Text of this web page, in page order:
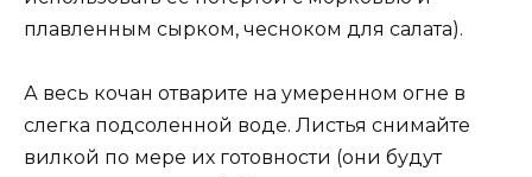
плавленным сырком, чесноком для салата).
А весь кочан отварите на умеренном огне в
слегка подсоленной воде. Листья снимайте
вилкой по мере их готовности (они будут